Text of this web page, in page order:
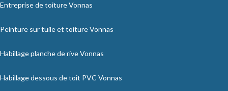
Entreprise de toiture Vonnas
Peinture sur tuile et toiture Vonnas
Habillage planche de rive Vonnas
Habillage dessous de toit PVC Vonnas